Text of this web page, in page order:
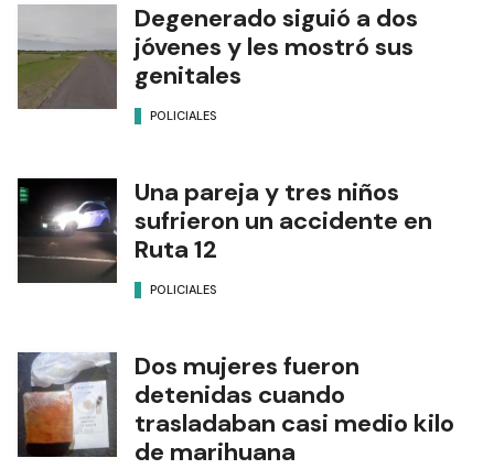
Degenerado siguió a dos
jóvenes y les mostró sus
genitales
POLICIALES
Una pareja y tres niños
sufrieron un accidente en
Ruta 12
POLICIALES
Dos mujeres fueron
detenidas cuando
trasladaban casi medio kilo
de marihuana